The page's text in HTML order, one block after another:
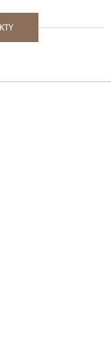
ve Velké Británii.
dva roky v
jako redaktorka
76312